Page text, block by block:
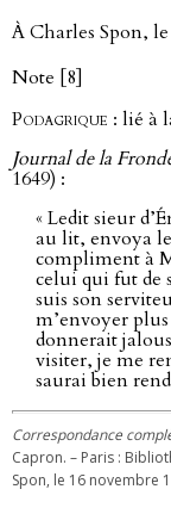
À Charles Spon,
Note [8]
Podagrique : lié à
Journal de la
1649) :
« Ledit sieur
au lit, envoya
compliment à
celui qui fut de
suis son
m’envoyer
donnerait
visiter, je me
saurai bien
Correspondance
Capron. – Paris :
Spon, le 16 novembre